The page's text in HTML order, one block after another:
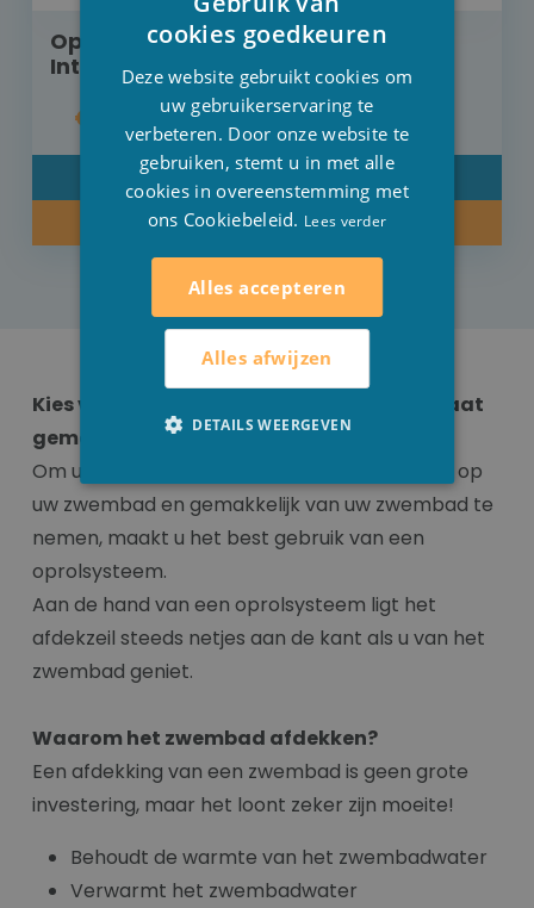
Oprolsysteem voor zon afdekzeil
Intex zwembaden
€ 95,00
KOOP NU
Kies voor een oprolsysteem voor uw op maat
gemaakt zwembadzeil
Om uw zelfgemaakte afdekzeil
op
uw zwembad en gemakkelijk van uw zwembad te
nemen, maakt u het best gebruik van een
oprolsysteem.
Aan de hand van een oprolsysteem ligt het
afdekzeil steeds netjes aan de kant als u van het
zwembad geniet.
Waarom het zwembad afdekken?
Een afdekking van een zwembad is geen grote
investering, maar het loont zeker zijn moeite!
Behoudt de warmte van het zwembadwater
Verwarmt het zwembadwater
ENGLISH
cookies goedkeuren
Deze website gebruikt cookies om
uw gebruikerservaring te
verbeteren. Door onze website te
gebruiken, stemt u in met alle
cookies in overeenstemming met
ons Cookiebeleid. Lees verder
Alles accepteren
Alles afwijzen
DETAILS WEERGEVEN